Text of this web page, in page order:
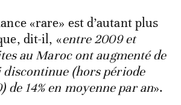
«rare» est d’autant plus
dit-il, «entre 2009 et
au Maroc ont augmenté de
discontinue (hors période
de 14% en moyenne par an».